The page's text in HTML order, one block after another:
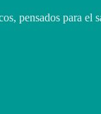
pensados para el